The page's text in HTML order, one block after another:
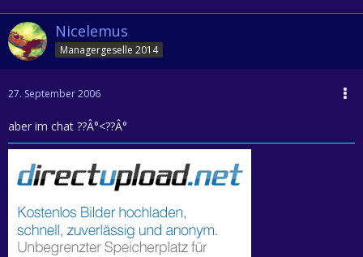
Nicelemus
Managergeselle 2014
27. September 2006
aber im chat ??Â°<??Â°